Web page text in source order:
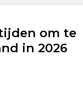
om te
in 2026